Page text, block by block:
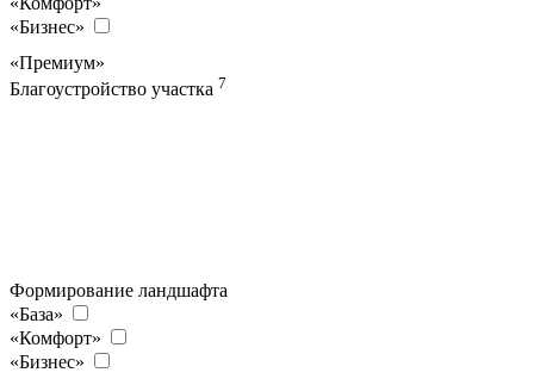
«Бизнес»
«Премиум»
Благоустройство участка 7
Формирование ландшафта
«База»
«Комфорт»
«Бизнес»